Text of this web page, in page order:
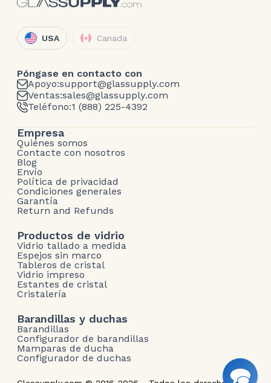
USA Canada
Póngase en contacto con
Apoyo:support@glassupply.com
Ventas:sales@glassupply.com
Teléfono:1 (888) 225-4392
Empresa
Quiénes somos
Contacte con nosotros
Blog
Envío
Política de privacidad
Condiciones generales
Garantía
Return and Refunds
Productos de vidrio
Vidrio tallado a medida
Espejos sin marco
Tableros de cristal
Vidrio impreso
Estantes de cristal
Cristalería
Barandillas y duchas
Barandillas
Configurador de barandillas
Mamparas de ducha
Configurador de duchas